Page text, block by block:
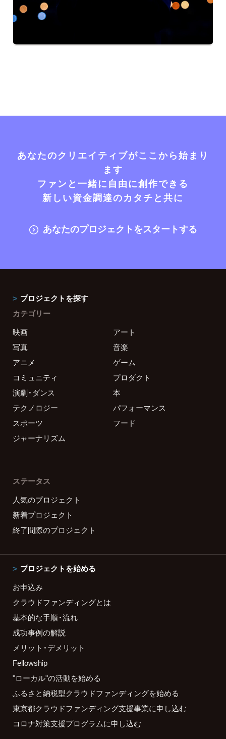
あなたのクリエイティブがここから始まり
ます
ファンと一緒に自由に創作できる
新しい資金調達のカタチと共に
あなたのプロジェクトをスタートする
プロジェクトを探す
カテゴリー
映画
アート
写真
音楽
アニメ
ゲーム
コミュニティ
プロダクト
演劇・ダンス
本
テクノロジー
パフォーマンス
スポーツ
フード
ジャーナリズム
ステータス
人気のプロジェクト
新着プロジェクト
終了間際のプロジェクト
プロジェクトを始める
お申込み
クラウドファンディングとは
基本的な手順・流れ
成功事例の解説
メリット・デメリット
Fellowship
"ローカル"の活動を始める
ふるさと納税型クラウドファンディングを始める
東京都クラウドファンディング支援事業に申し込む
コロナ対策支援プログラムに申し込む